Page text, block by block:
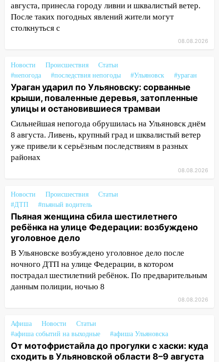
14:16 Шторм продолжает ломать город:
на улице Любови Шевцовой рухнул
мошенники под видом преподавателя
14:12 Куда жаловаться ульяновцам на
упавшее дерево или затопленную улицу
после непогоды
13:59 В Новом городе ураганным
ветром сорвало опалубку со
строящегося дома
В мэрии Ульяновска рассказали,
13:49
Стихия продолжает крушить
Ульяновск: дерево рухнуло на дом на
Орджоникидзе
13:47
На Нижней Террасе мощным
ветром вырвало дерево с корнем
13:46 Сильный ветер сорвал крышу с
СТО на проспекте Созидателей
Непогода продолжает бить по
сошёл с рельсов
13:22 Упавшие деревья перекрыли
дороги в Ульяновске: фото
августа, принесла городу ливни и шквалистый ветер.
После таких погодных явлений жители могут
столкнуться с
08.08.2026
Новости Происшествия
Статьи
#непогода
#последствия непогоды #Ульяновск #ураган
Ураган ударил по Ульяновску: сорванные
крыши, поваленные деревья, затопленные
улицы и остановившиеся трамваи
Сильнейшая непогода обрушилась на Ульяновск днём
8 августа. Ливень, крупный град и шквалистый ветер
уже привели к серьёзным последствиям в разных
районах
08.08.2026
Новости Происшествия
Статьи
#ДТП
#пьяный водитель
Пьяная женщина сбила шестилетнего
ребёнка на улице Федерации: возбуждено
уголовное дело
В Ульяновске возбуждено уголовное дело после
ночного ДТП на улице Федерации, в котором
пострадал шестилетний ребёнок. По предварительным
данным полиции, ночью 8
08.08.2026
Афиша Новости
Статьи
#афиша событий на выходные
#афиша Ульяновска
От мотофристайла до прогулки с хаски: куда
сходить в Ульяновской области 8–9 августа